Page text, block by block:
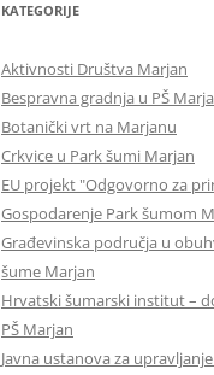
KATEGORIJE
Aktivnosti Društva Marjan
Bespravna gradnja u PŠ
Botanički vrt na Marjanu
Crkvice u Park šumi Marjan
EU projekt "Odgovorno za
Gospodarenje Park šumom
Građevinska područja u
šume Marjan
Hrvatski šumarski institut –
PŠ Marjan
Javna ustanova za